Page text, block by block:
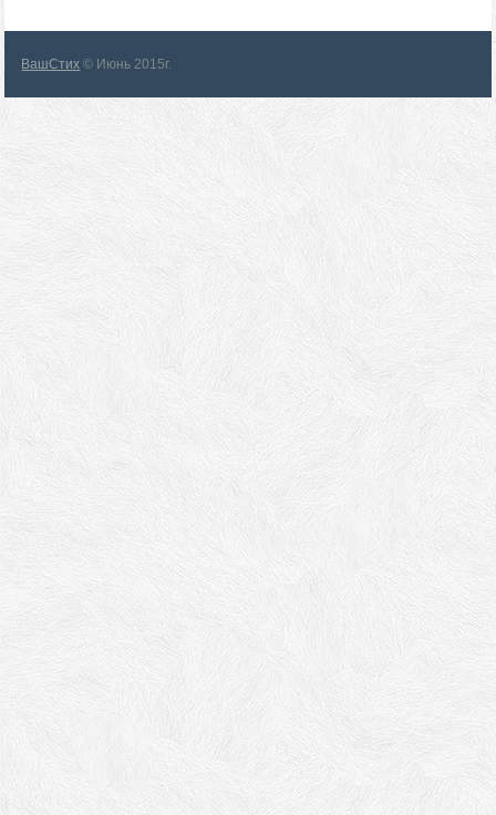
ВашСтих © Июнь 2015г.